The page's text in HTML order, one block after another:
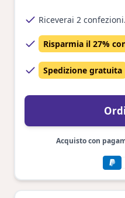
Riceverai 2 confezioni.
Risparmia il 27%
Spedizione gratuita
Acquisto con